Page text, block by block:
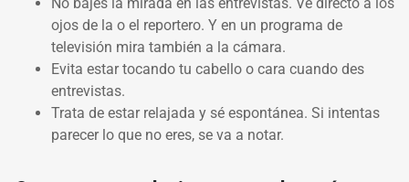
ojos de la o el reportero. Y en un programa de
televisión mira también a la cámara.
Evita estar tocando tu cabello o cara cuando des
entrevistas.
Trata de estar relajada y sé espontánea. Si intentas
parecer lo que no eres, se va a notar.